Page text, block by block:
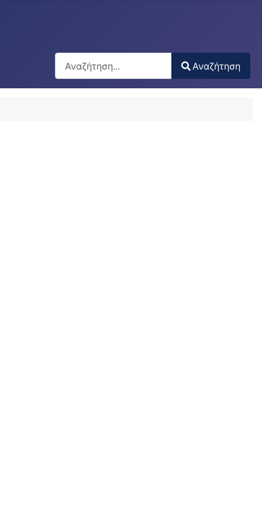
Αναζήτηση
Type 2 or more characters for results.
Αναζήτηση